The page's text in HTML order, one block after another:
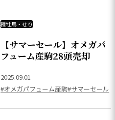
種牡馬・せり
【サマーセール】オメガパ
フューム産駒28頭売却
2025.09.01
#オメガパフューム産駒#サマーセール